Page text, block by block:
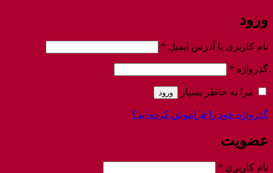
ورود
نام کاربری یا آدرس ایمیل *
گذرواژه *
مرا به خاطر بسپار ورود
گذرواژه خود را فراموش کرده اید؟
عضویت
نام کاربری *